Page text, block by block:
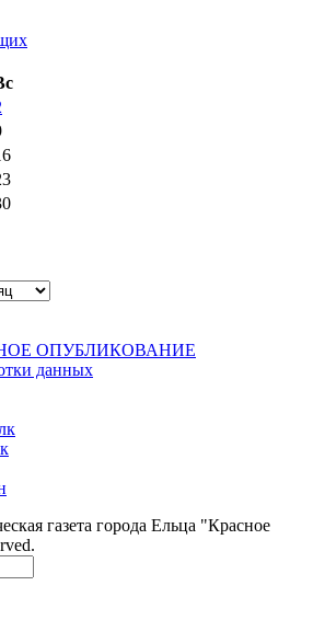
ОПУБЛИКОВАНИЕ
данных
газета города Ельца "Красное